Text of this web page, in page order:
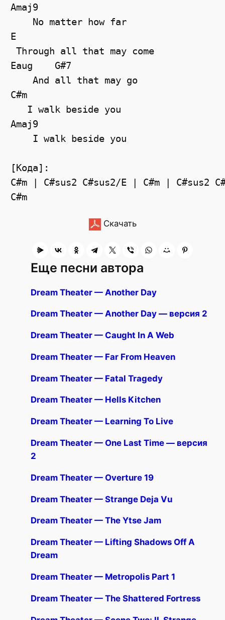
Amaj9
    No matter how far
E
Through all that may come
Eaug    G#7
    And all that may go
C#m
   I walk beside you
Amaj9
    I walk beside you
[Кода]:
C#m | C#sus2 C#sus2/E | C#m | C#sus2
Скачать
Еще песни автора
Dream Theater — Another Day
Dream Theater — Another Day — версия 2
Dream Theater — Caught In A Web
Dream Theater — Far From Heaven
Dream Theater — Fatal Tragedy
Dream Theater — Hells Kitchen
Dream Theater — Learning To Live
Dream Theater — One Last Time — версия
2
Dream Theater — Overture 19
Dream Theater — Strange Deja Vu
Dream Theater — The Ytse Jam
Dream Theater — Lifting Shadows Off A
Dream
Dream Theater — Metropolis Part 1
Dream Theater — The Shattered Fortress